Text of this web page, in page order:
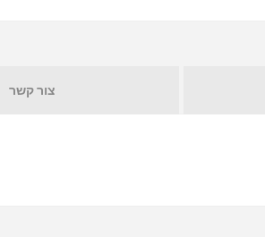
צור קשר